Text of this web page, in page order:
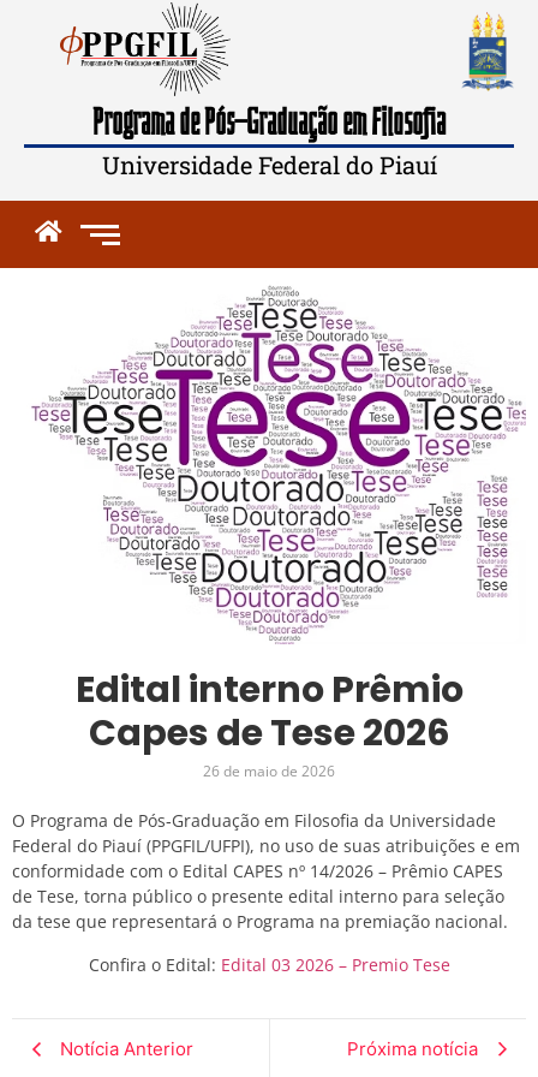
Programa de Pós-Graduação em Filosofia
Universidade Federal do Piauí
Edital interno Prêmio
Capes de Tese 2026
26 de maio de 2026
O Programa de Pós‑Graduação em Filosofia da Universidade
Federal do Piauí (PPGFIL/UFPI), no uso de suas atribuições e em
conformidade com o Edital CAPES nº 14/2026 – Prêmio CAPES
de Tese, torna público o presente edital interno para seleção
da tese que representará o Programa na premiação nacional.
Confira o Edital: Edital 03 2026 – Premio Tese
Notícia Anterior Próxima notícia